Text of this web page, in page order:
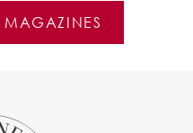
MAGAZINES